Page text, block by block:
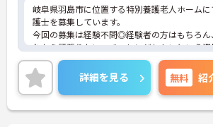
岐阜県羽島市に位置する特別養護老人ホームに
護士を募集しています。
今回の募集は経験不問◎経験者の方はもちろん
れから頑張りたい、チャレンジしたいという資
得したての方にもオススメの求人です。
嬉しい賞与4.8ヶ月支給実績◎頑張った分だけ
結びつきます！
ご興味をお持ちの方には詳細の情報や面接のポ
トをお伝えしますのでお気軽にお問い合わせく
詳細を見る 無料 紹